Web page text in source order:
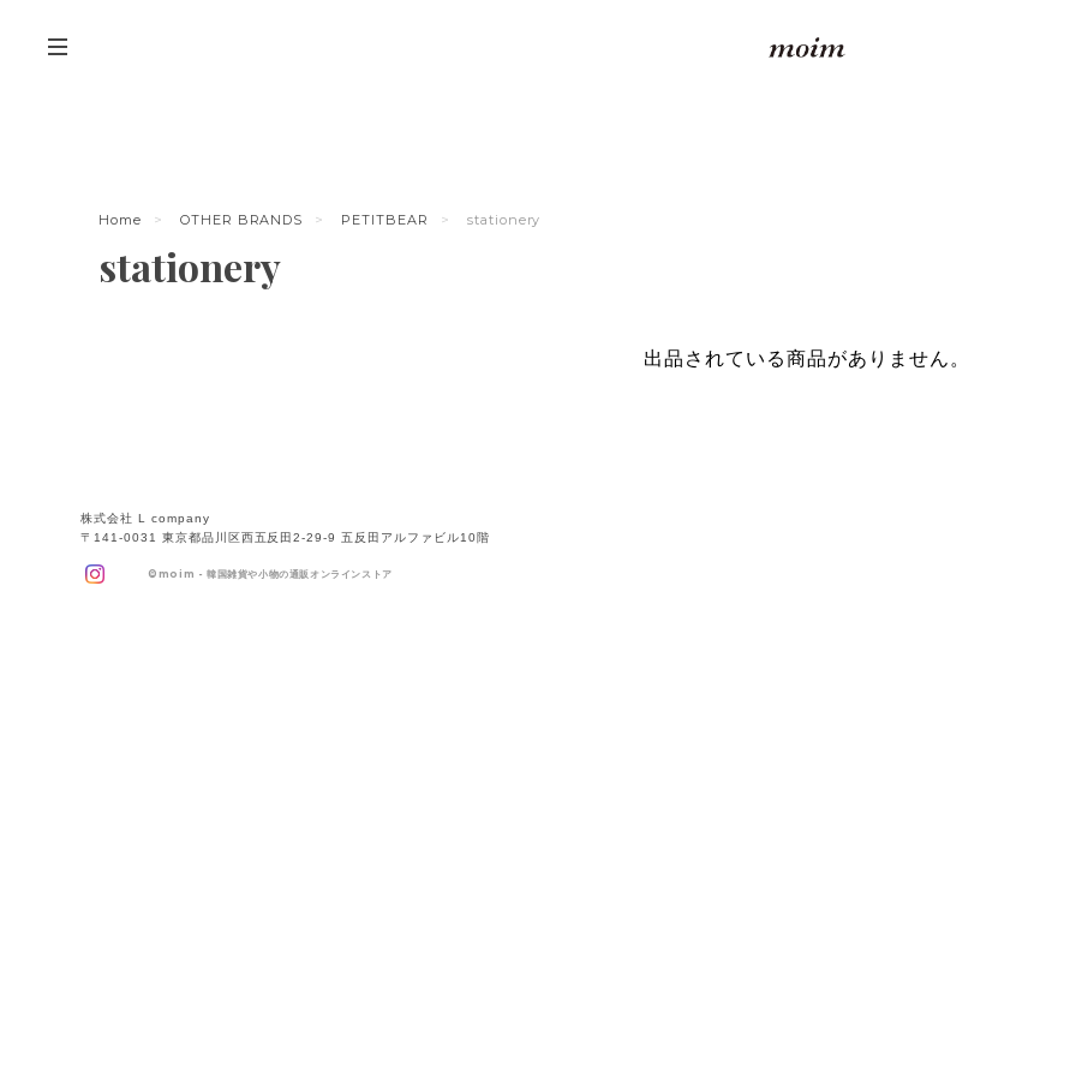
Home OTHER BRANDS PETITBEAR stationery
stationery
出品されている商品がありません。
株式会社 L company
〒141-0031 東京都品川区西五反田2-29-9 五反田アルファビル10階
© moim - 韓国雑貨や小物の通販オンラインストア